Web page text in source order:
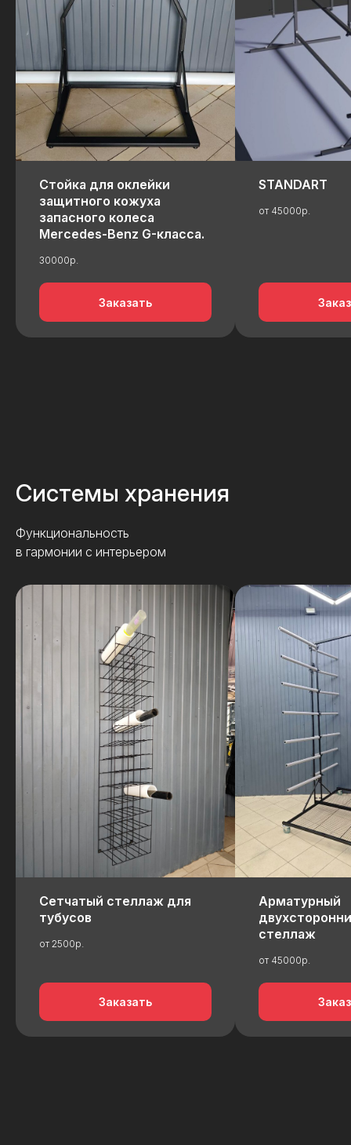
Стойка для оклейки
защитного кожуха
запасного колеса
Mercedes-Benz G-класса.
30000р.
Заказать
STANDART
от 45000р.
Системы хранения
Функциональность
в гармонии с интерьером
Сетчатый стеллаж для
тубусов
от 2500р.
Заказать
Арматурный
стеллаж
от 45000р.